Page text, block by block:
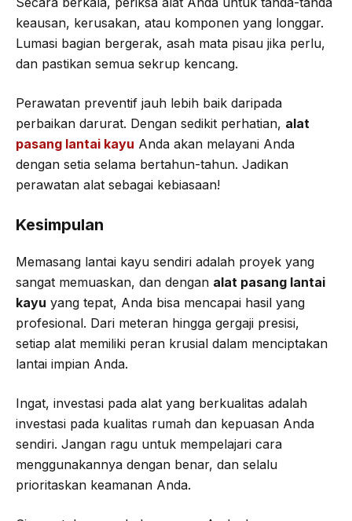
keausan, kerusakan, atau komponen yang longgar.
Lumasi bagian bergerak, asah mata pisau jika perlu,
dan pastikan semua sekrup kencang.
Perawatan preventif jauh lebih baik daripada
perbaikan darurat. Dengan sedikit perhatian, alat
pasang lantai kayu Anda akan melayani Anda
dengan setia selama bertahun-tahun. Jadikan
perawatan alat sebagai kebiasaan!
Kesimpulan
Memasang lantai kayu sendiri adalah proyek yang
sangat memuaskan, dan dengan alat pasang lantai
kayu yang tepat, Anda bisa mencapai hasil yang
profesional. Dari meteran hingga gergaji presisi,
setiap alat memiliki peran krusial dalam menciptakan
lantai impian Anda.
Ingat, investasi pada alat yang berkualitas adalah
investasi pada kualitas rumah dan kepuasan Anda
sendiri. Jangan ragu untuk mempelajari cara
menggunakannya dengan benar, dan selalu
prioritaskan keamanan Anda.